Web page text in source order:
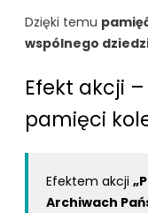
Dzięki temu
wspólnego
Efekt akcji
pamięci
Efektem akcji
Archiwach